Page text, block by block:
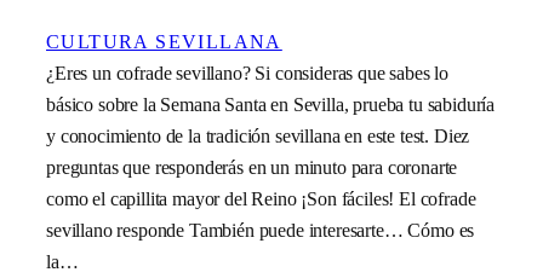
CULTURA SEVILLANA
¿Eres un cofrade sevillano? Si consideras que sabes lo
básico sobre la Semana Santa en Sevilla, prueba tu sabiduría
y conocimiento de la tradición sevillana en este test. Diez
preguntas que responderás en un minuto para coronarte
como el capillita mayor del Reino ¡Son fáciles! El cofrade
sevillano responde También puede interesarte… Cómo es
la…